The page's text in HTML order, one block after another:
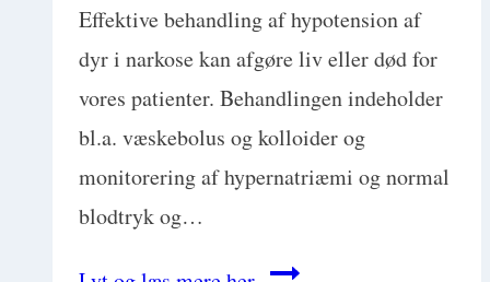
Effektive behandling af hypotension af
dyr i narkose kan afgøre liv eller død for
vores patienter. Behandlingen indeholder
bl.a. væskebolus og kolloider og
monitorering af hypernatriæmi og normal
blodtryk og…
Protokol: